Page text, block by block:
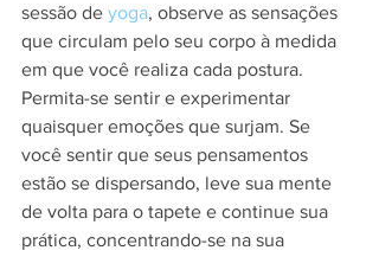
sessão de yoga, observe as sensações
que circulam pelo seu corpo à medida
em que você realiza cada postura.
Permita-se sentir e experimentar
quaisquer emoções que surjam. Se
você sentir que seus pensamentos
estão se dispersando, leve sua mente
de volta para o tapete e continue sua
prática, concentrando-se na sua